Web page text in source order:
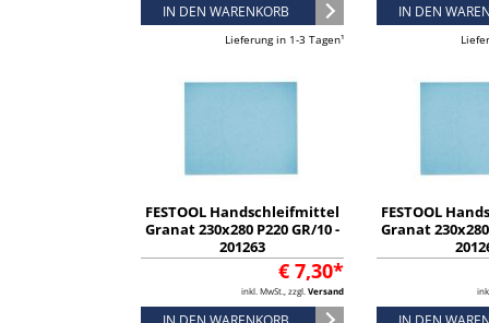
IN DEN WARENKORB
Lieferung in 1-3 Tagen¹
IN DEN
FESTOOL Handschleifmittel
Granat 230x280 P220 GR/10 -
201263
€ 7,30*
inkl. MwSt., zzgl. Versand
FESTOOL
Granat 230x280